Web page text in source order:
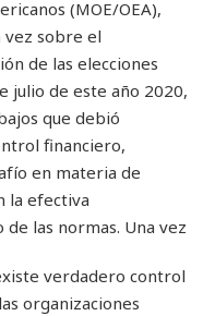
(MOE/OEA),
sobre el
de las elecciones
julio de este año 2020,
que debió
financiero,
en materia de
la efectiva
las normas. Una vez
verdadero control
organizaciones